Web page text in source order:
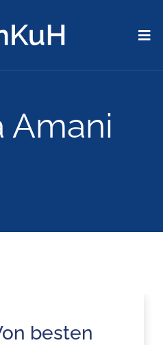
Amani
besten